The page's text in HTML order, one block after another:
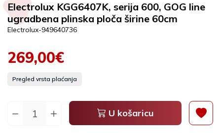
Electrolux KGG6407K, serija 600, GOG line
ugradbena plinska ploča širine 60cm
Electrolux-949640736
269,00€
Pregled vrsta plaćanja
U košaricu